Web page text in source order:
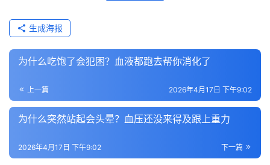
生成海报
为什么吃饱了会犯困？血液都跑去帮你消化了
上一篇 2026年4月17日 下午9:02
为什么突然站起会头晕？血压还没来得及跟上重力
下一篇
2026年4月17日 下午9:02